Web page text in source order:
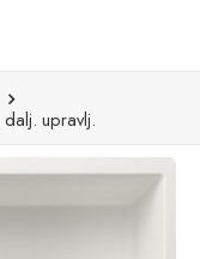
dalj. upravlj.